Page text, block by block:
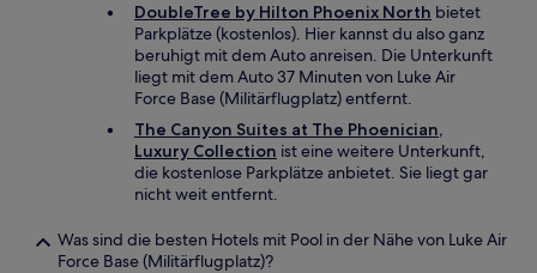
DoubleTree by Hilton Phoenix North bietet
Parkplätze (kostenlos). Hier kannst du also ganz
beruhigt mit dem Auto anreisen. Die Unterkunft
liegt mit dem Auto 37 Minuten von Luke Air
Force Base (Militärflugplatz) entfernt.
The Canyon Suites at The Phoenician,
Luxury Collection ist eine weitere Unterkunft,
die kostenlose Parkplätze anbietet. Sie liegt gar
nicht weit entfernt.
Was sind die besten Hotels mit Pool in der Nähe von Luke Air
Force Base (Militärflugplatz)?